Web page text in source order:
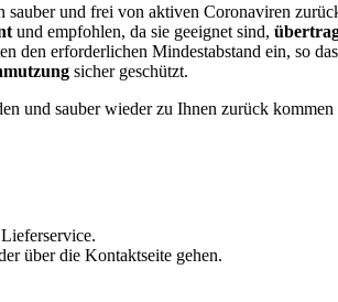
und frei von aktiven Coronaviren
und empfohlen, da sie geeignet sind,
den erforderlichen Mindestabstand ein, so
sicher geschützt.
und sauber wieder zu Ihnen zurück kommen
über die Kontaktseite gehen.